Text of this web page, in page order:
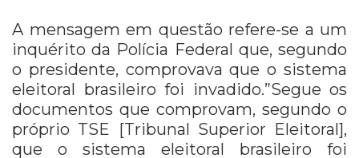
A mensagem em questão refere-se a um
inquérito da Polícia Federal que, segundo
o presidente, comprovava que o sistema
eleitoral brasileiro foi invadido.”Segue os
documentos que comprovam, segundo o
próprio TSE [Tribunal Superior Eleitoral],
que o sistema eleitoral brasileiro foi